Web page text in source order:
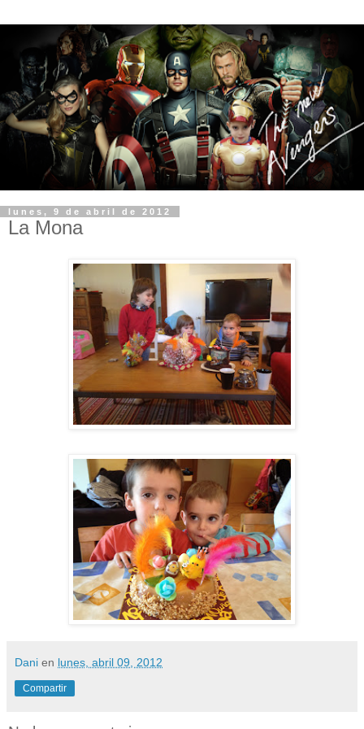
lunes, 9 de abril de 2012
La Mona
Dani en lunes, abril 09, 2012
Compartir